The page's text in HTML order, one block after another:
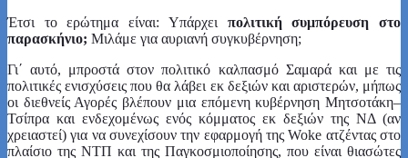
Έτσι το ερώτημα είναι: Υπάρχει πολιτική συμπόρευση στο
παρασκήνιο; Μιλάμε για αυριανή συγκυβέρνηση;
Γι΄ αυτό, μπροστά στον πολιτικό καλπασμό Σαμαρά και με τις
πολιτικές ενισχύσεις που θα λάβει εκ δεξιών και αριστερών, μήπως
οι διεθνείς Αγορές βλέπουν μια επόμενη κυβέρνηση Μητσοτάκη–
Τσίπρα και ενδεχομένως ενός κόμματος εκ δεξιών της ΝΔ (αν
χρειαστεί) για να συνεχίσουν την εφαρμογή της Woke ατζέντας στο
πλαίσιο της ΝΤΠ και της Παγκοσμιοποίησης, που είναι θιασώτες